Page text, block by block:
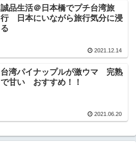
誠品生活＠日本橋でプチ台湾旅
行 日本にいながら旅行気分に浸
る
2021.12.14
台湾パイナップルが激ウマ 完熟
で甘い おすすめ！！
2021.06.20